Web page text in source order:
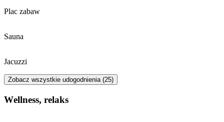
Plac zabaw
Sauna
Jacuzzi
Zobacz wszystkie udogodnienia (25)
Wellness, relaks